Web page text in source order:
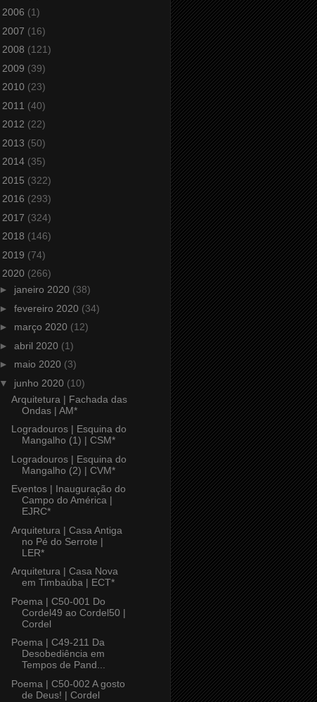
2006 (1)
2007 (16)
2008 (121)
2009 (39)
2010 (23)
2011 (40)
2012 (22)
2013 (50)
2014 (35)
2015 (322)
2016 (293)
2017 (324)
2018 (146)
2019 (74)
2020 (266)
► janeiro 2020 (38)
► fevereiro 2020 (34)
► março 2020 (12)
► abril 2020 (1)
► maio 2020 (3)
▼ junho 2020 (10)
Arquitetura | Fachada das
Ondas | AM*
Logradouros | Esquina do
Mangalho (1) | CSM*
Logradouros | Esquina do
Mangalho (2) | CVM*
Eventos | Inauguração do
Campo do América |
EJRC*
Arquitetura | Casa Antiga
no Pé do Serrote |
LER*
Arquitetura | Casa Nova
em Timbaúba | ECT*
Poema | C50-001 Do
Cordel49 ao Cordel50 |
Cordel
Poema | C49-211 Da
Desobediência em
Tempos de Pand...
Poema | C50-002 A gosto
de Deus! | Cordel